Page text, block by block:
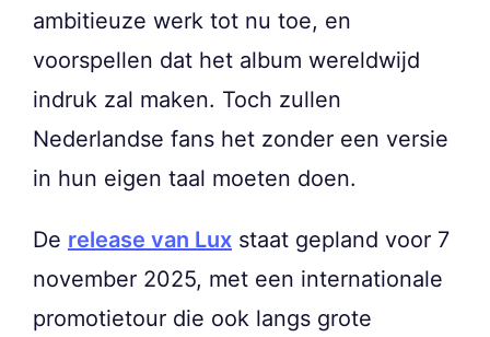
ambitieuze werk tot nu toe, en
voorspellen dat het album wereldwijd
indruk zal maken. Toch zullen
Nederlandse fans het zonder een versie
in hun eigen taal moeten doen.
De release van Lux staat gepland voor 7
november 2025, met een internationale
promotietour die ook langs grote